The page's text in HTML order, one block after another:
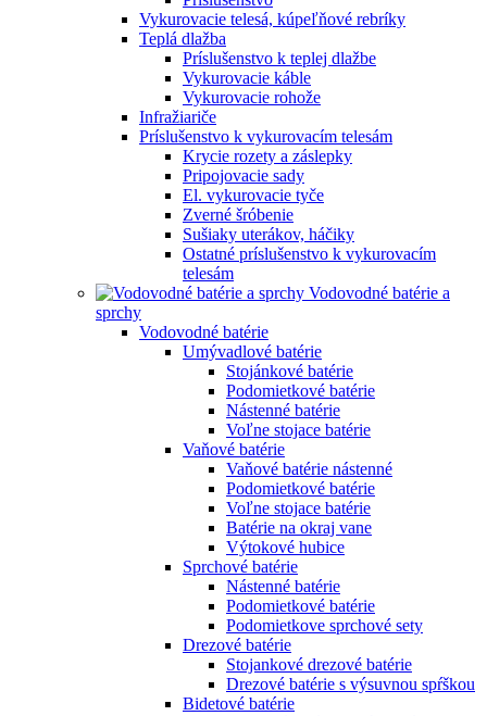
Vykurovacie telesá, kúpeľňové rebríky
Teplá dlažba
Príslušenstvo k teplej dlažbe
Vykurovacie káble
Vykurovacie rohože
Infražiariče
Príslušenstvo k vykurovacím telesám
Krycie rozety a záslepky
Pripojovacie sady
El. vykurovacie tyče
Zverné šróbenie
Sušiaky uterákov, háčiky
Ostatné príslušenstvo k vykurovacím
telesám
Vodovodné batérie a
sprchy
Vodovodné batérie
Umývadlové batérie
Stojánkové batérie
Podomietkové batérie
Nástenné batérie
Voľne stojace batérie
Vaňové batérie
Vaňové batérie nástenné
Podomietkové batérie
Voľne stojace batérie
Batérie na okraj vane
Výtokové hubice
Sprchové batérie
Nástenné batérie
Podomietkové batérie
Podomietkove sprchové sety
Drezové batérie
Stojankové drezové batérie
Drezové batérie s výsuvnou spŕškou
Bidetové batérie